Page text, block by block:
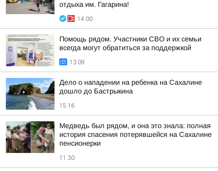
отдыха им. Гагарина!
14:00
Помощь рядом. Участники СВО и их семьи
всегда могут обратиться за поддержкой
13:09
Дело о нападении на ребенка на Сахалине
дошло до Бастрыкина
15:16
Медведь был рядом, и она это знала: полная
история спасения потерявшейся на Сахалине
пенсионерки
11:30